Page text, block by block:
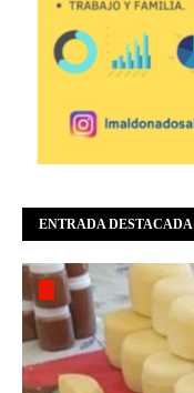
ENTRADA DESTACADA